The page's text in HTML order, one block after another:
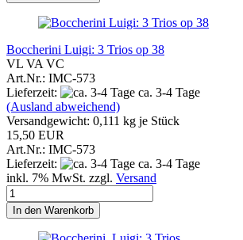
Boccherini Luigi: 3 Trios op 38
VL VA VC
Art.Nr.: IMC-573
Lieferzeit:
ca. 3-4 Tage
(Ausland abweichend)
Versandgewicht: 0,111 kg je Stück
15,50 EUR
Art.Nr.: IMC-573
Lieferzeit:
ca. 3-4 Tage
inkl. 7% MwSt. zzgl. Versand
In den Warenkorb